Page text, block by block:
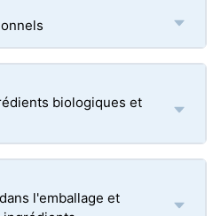
biologiques et
l'emballage et